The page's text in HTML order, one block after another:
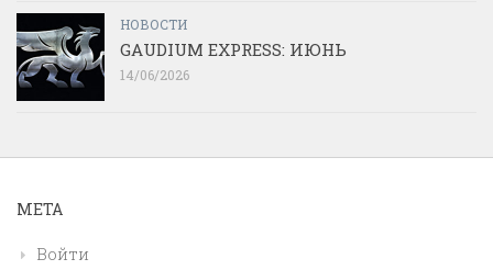
НОВОСТИ
GAUDIUM EXPRESS: ИЮНЬ
14/06/2026
МЕТА
Войти